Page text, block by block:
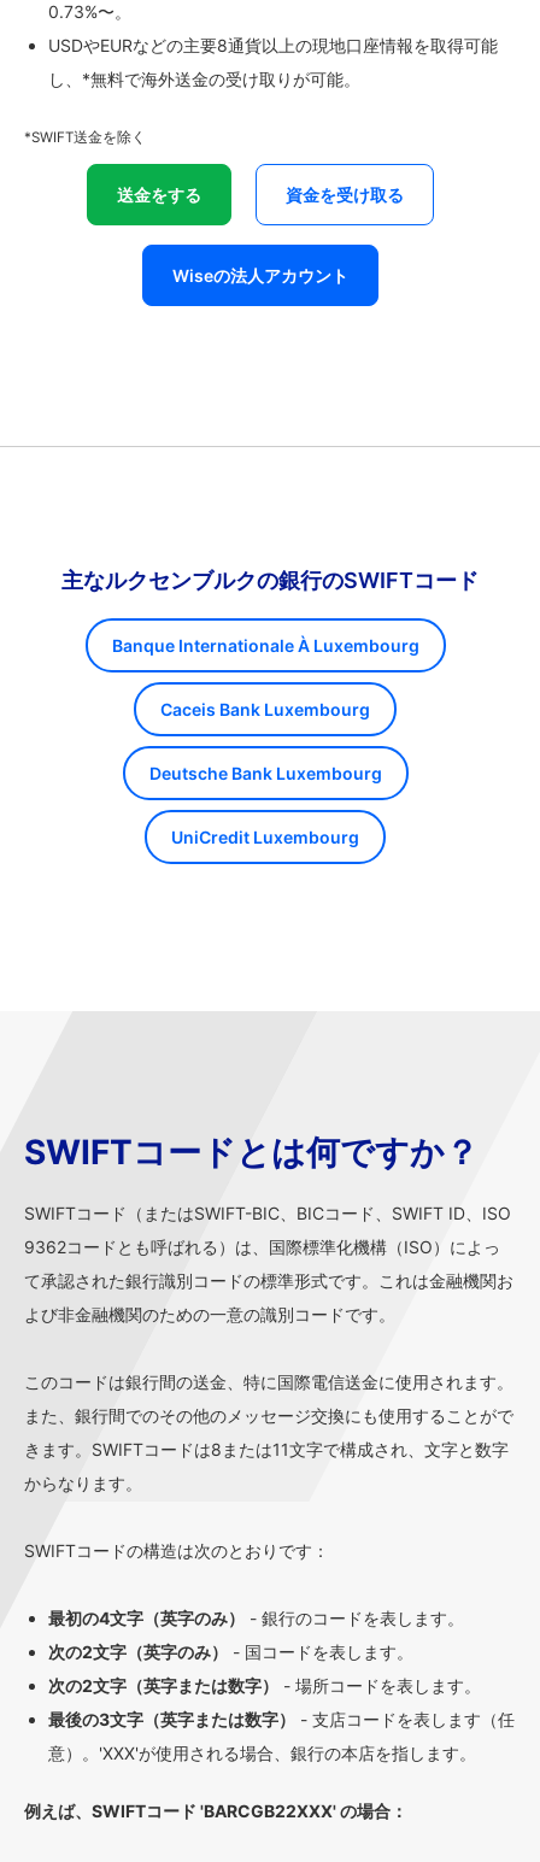
0.73%〜。
USDやEURなどの主要8通貨以上の現地口座情報を取得可能
し、*無料で海外送金の受け取りが可能。
*SWIFT送金を除く
送金をする 資金を受け取る
Wiseの法人アカウント
主なルクセンブルクの銀行のSWIFTコード
Banque Internationale À Luxembourg
Caceis Bank Luxembourg
Deutsche Bank Luxembourg
UniCredit Luxembourg
SWIFTコードとは何ですか？
SWIFTコード（またはSWIFT-BIC、BICコード、SWIFT ID、ISO
9362コードとも呼ばれる）は、国際標準化機構（ISO）によっ
て承認された銀行識別コードの標準形式です。これは金融機関お
よび非金融機関のための一意の識別コードです。
このコードは銀行間の送金、特に国際電信送金に使用されます。
また、銀行間でのその他のメッセージ交換にも使用することがで
きます。SWIFTコードは8または11文字で構成され、文字と数字
からなります。
SWIFTコードの構造は次のとおりです：
最初の4文字（英字のみ）
- 銀行のコードを表します。
次の2文字（英字のみ）
- 国コードを表します。
次の2文字（英字または数字）
- 場所コードを表します。
最後の3文字（英字または数字）
- 支店コードを表します（任
意）。'XXX'が使用される場合、銀行の本店を指します。
例えば、SWIFTコード 'BARCGB22XXX' の場合：